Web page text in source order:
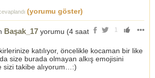
(yorumu göster)
1
Başak_17 yorumu (4 saat
katılıyor, öncelikle kocaman bir like
size burada olmayan alkış emojisini
sizi takibe alıyorum…:)